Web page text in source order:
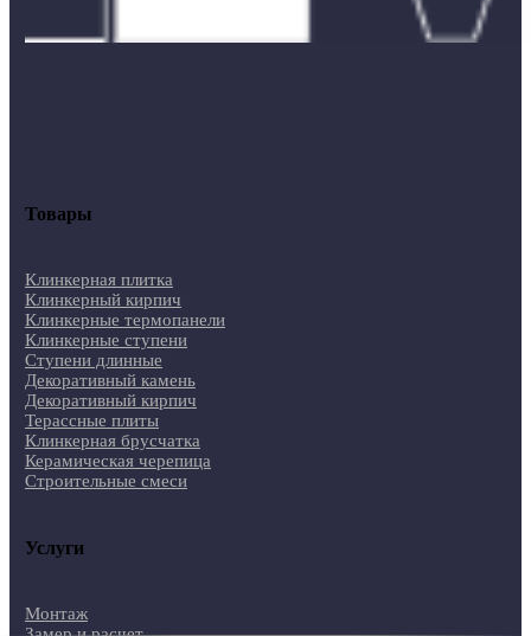
Товары
Клинкерная плитка
Клинкерный кирпич
Клинкерные термопанели
Клинкерные ступени
Ступени длинные
Декоративный камень
Декоративный кирпич
Терассные плиты
Клинкерная брусчатка
Керамическая черепица
Строительные смеси
Услуги
Монтаж